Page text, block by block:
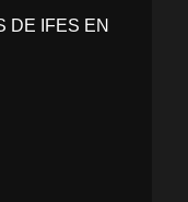
DE IFES EN